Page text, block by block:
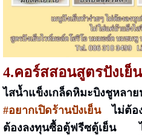
4.คอร์สสอนสูตรปังเ
ไสน้ำแข็งเกล็ดหิมะบิงชูหลา
#อยากเปิดร้านปังเย็น ไม่ต้
ต้องลงทุนซื้อตู้ฟรีซตู้เย็น ไ